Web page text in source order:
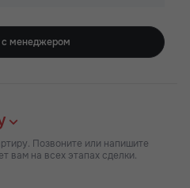
с менеджером
Позвоните или напишите
вам на всех этапах сделки.